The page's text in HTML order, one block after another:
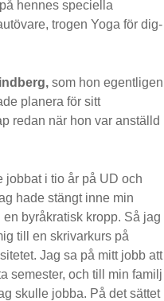
hennes speciella
trogen Yoga för dig-
som hon egentligen
planera för sitt
redan när hon var anställd
jobbat i tio år på UD och
hade stängt inne min
en byråkratisk kropp. Så jag
till en skrivarkurs på
Jag sa på mitt jobb att
semester, och till min familj
skulle jobba. På det sättet